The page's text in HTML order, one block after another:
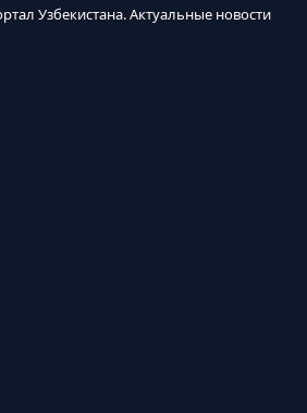
Узбекистана. Актуальные новости